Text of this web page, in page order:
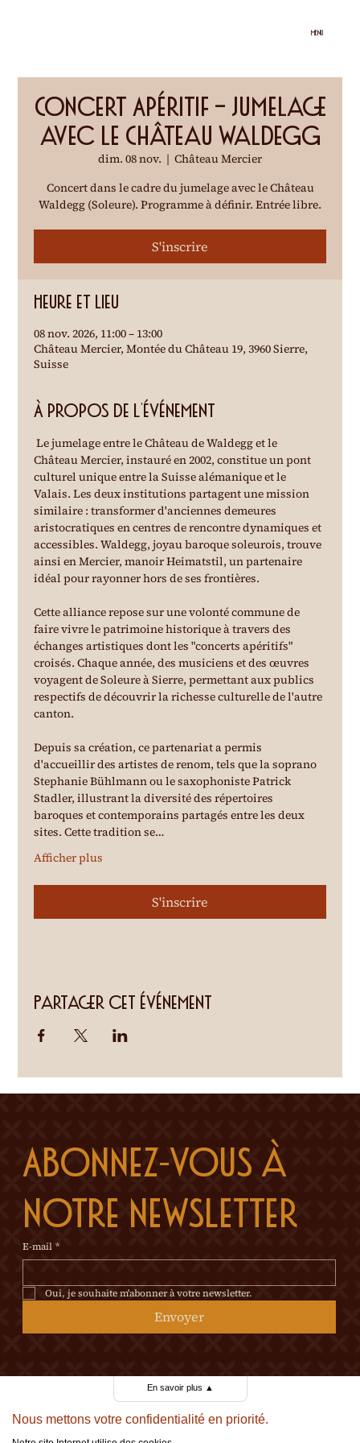
MENU
Concert Apéritif – Jumelage
avec le Château Waldegg
dim. 08 nov.
  |
Château Mercier
Concert dans le cadre du jumelage avec le Château
Waldegg (Soleure). Programme à définir. Entrée libre.
S'inscrire
Heure et lieu
08 nov. 2026, 11:00 – 13:00
Château Mercier, Montée du Château 19, 3960 Sierre,
Suisse
À propos de l'événement
Le jumelage entre le Château de Waldegg et le
Château Mercier, instauré en 2002, constitue un pont
culturel unique entre la Suisse alémanique et le
Valais. Les deux institutions partagent une mission
similaire : transformer d'anciennes demeures
aristocratiques en centres de rencontre dynamiques et
accessibles. Waldegg, joyau baroque soleurois, trouve
ainsi en Mercier, manoir Heimatstil, un partenaire
idéal pour rayonner hors de ses frontières.
Cette alliance repose sur une volonté commune de
faire vivre le patrimoine historique à travers des
échanges artistiques dont les "concerts apéritifs"
croisés. Chaque année, des musiciens et des œuvres
voyagent de Soleure à Sierre, permettant aux publics
respectifs de découvrir la richesse culturelle de l'autre
canton.
Depuis sa création, ce partenariat a permis
d'accueillir des artistes de renom, tels que la soprano
Stephanie Bühlmann ou le saxophoniste Patrick
Stadler, illustrant la diversité des répertoires
baroques et contemporains partagés entre les deux
sites. Cette tradition se…
Afficher plus
S'inscrire
Partager cet événement
Abonnez-vous à
notre newsletter
E-mail *
Oui, je souhaite m'abonner à votre newsletter.
Envoyer
En savoir plus ▲
Nous mettons votre confidentialité en priorité.